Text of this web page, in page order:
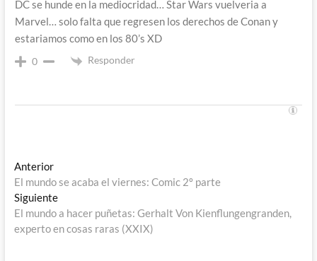
DC se hunde en la mediocridad… Star Wars vuelveria a
Marvel… solo falta que regresen los derechos de Conan y
estariamos como en los 80’s XD
0 Responder
Navegación
de
entradas
AnteriorEntrada
anterior:
El mundo se acaba el viernes: Comic 2º parte
SiguienteEntrada
siguiente:
El mundo a hacer puñetas: Gerhalt Von Kienflungengranden,
experto en cosas raras (XXIX)